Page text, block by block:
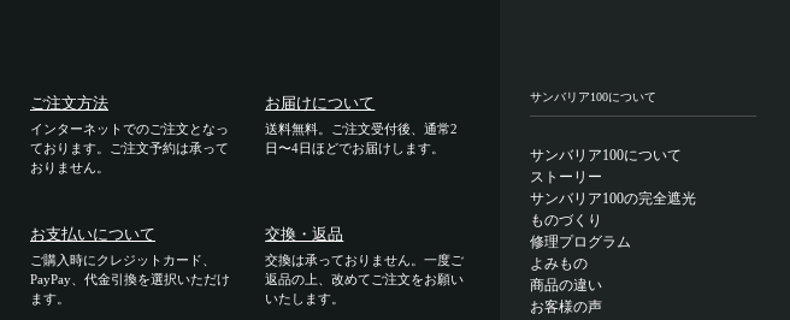
ご注文方法
インターネットでのご注文となっ
ております。ご注文予約は承って
おりません。
お届けについて
送料無料。ご注文受付後、通常2
日〜4日ほどでお届けします。
お支払いについて
ご購入時にクレジットカード、
PayPay、代金引換を選択いただけ
ます。
交換・返品
交換は承っておりません。一度ご
返品の上、改めてご注文をお願い
いたします。
サンバリア100について
サンバリア100について
ストーリー
サンバリア100の完全遮光
ものづくり
修理プログラム
よみもの
商品の違い
お客様の声